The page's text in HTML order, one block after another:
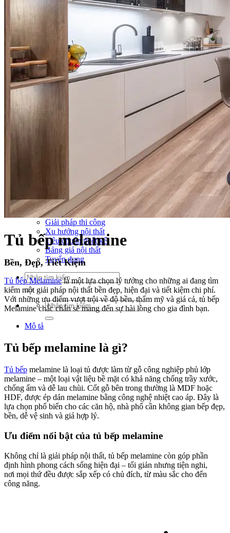
Thi công Nội thất showroom
Thi công Nội thất phòng gym
Thi công Nội thất nhà hàng
Công trình khác
Nội thất
Tủ bếp
Tủ quần áo
Cửa nội thất
Ốp tường trang trí
Ngôi nhà thông minh
Bàn làm việc
Giường ngủ
Catalogue nội thất
Khuyến mãi
Blog nội thất
Giải pháp thi công
Xu hướng nội thất
Tiêu chuẩn thiết kế
Bảng giá nội thất
Tuyển dụng
Tìm
kiếm:
Tìm
kiếm:
Tủ bếp melamine
Bền, Đẹp, Tiết Kiệm
Tủ bếp Melaminelà một lựa chọn lý tưởng cho những ai đang tìm
kiếm một giải pháp nội thất bền đẹp, hiện đại và tiết kiệm chi phí.
Với những ưu điểm vượt trội về độ bền, thẩm mỹ và giá cả, tủ bếp
Melamine chắc chắn sẽ mang đến sự hài lòng cho gia đình bạn.
Mô tả
Tủ bếp melamine là gì?
Tủ bếp melamine là loại tủ được làm từ gỗ công nghiệp phủ lớp
melamine – một loại vật liệu bề mặt có khả năng chống trầy xước,
chống ẩm và dễ lau chùi. Cốt gỗ bên trong thường là MDF hoặc
HDF, được ép dán melamine bằng công nghệ nhiệt cao áp. Đây là
lựa chọn phổ biến cho các căn hộ, nhà phố cần không gian bếp đẹp,
bền, dễ vệ sinh và giá hợp lý.
Ưu điểm nổi bật của tủ bếp melamine
Không chỉ là giải pháp nội thất, tủ bếp melamine còn góp phần
định hình phong cách sống hiện đại – tối giản nhưng tiện nghi,
nơi mọi thứ đều được sắp xếp có chủ đích, từ màu sắc cho đến
công năng.